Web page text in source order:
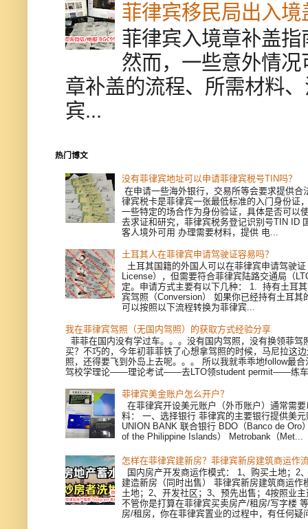
菲律宾移民局出入
菲律宾入境章补盖
然而，一些意外情
章补盖的流程、所需材料
宾...
热门博文
没有菲律宾地址可以申请菲律宾税号TIN吗？
在申请一些海外银行，交易所等会要求提供合
律宾税卡是菲律宾一张最低标准的入门身份证
一些特定的场合作为身份验证，具体是否可以
去求证和研究，菲律宾税务登记识别号TIN ID
客人境外可用 办理需要材料，提供 电...
土耳其人在菲律宾申请驾驶证容易吗？
土耳其国籍的外国人可以在菲律宾申请驾驶证
License），但需要符合菲律宾陆路交通局（
定。申请方式主要有以下几种： 1. 持有土耳
宾驾照（Conversion） 如果你已经持有土耳其
可以按照以下流程转换为菲律宾...
我在菲律宾驾照（无国内驾照）的获取方式经验分享
菲菲在国内没有学过车。。。没有国内驾照，没有换领菲驾
买？不巧的，今年初菲菲铁了心想拿驾照的时候，马尼拉这
照，还得要飞到外岛上去呢。。。 所以我就乖乖地follow最
驾校学理论——理论考试——去LTO领student permit——练
菲律宾美金账户怎么开户？
在菲律宾开设美元账户（外币账户）通常需
料： 一、选择银行 菲律宾的主要银行提供美
UNION BANK 联合银行 BDO（Banco de Oro
of the Philippine Islands） Metrobank（Met...
怎样在菲律宾建新房？菲律宾新房建筑商运作
国内房产开发商运作模式： 1、购买土地；2
建造新房（同时出售） 菲律宾新房建筑商运作
土地；2、开发社区；3、预先出售；4按照业
不管你是打算在菲律宾买卖房产/租房/写字楼
房/租房，你在菲律宾置业的过程中，有任何疑